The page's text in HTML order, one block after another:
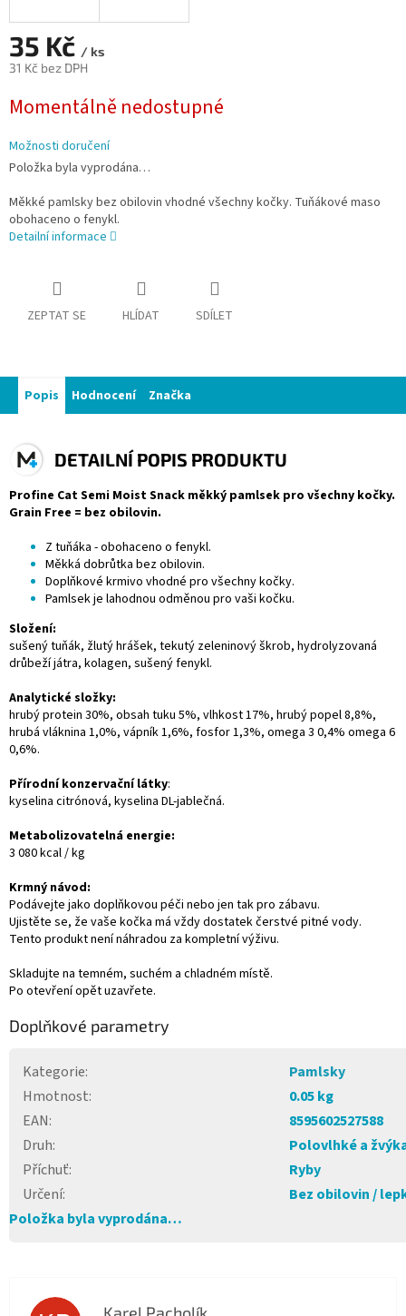
35 Kč / ks
31 Kč bez DPH
cena:
Momentálně nedostupné
Možnosti doručení
Položka byla vyprodána…
Měkké pamlsky bez obilovin vhodné všechny kočky. Tuňákové maso
obohaceno o fenykl.
Detailní informace
ZEPTAT SE HLÍDAT SDÍLET
Popis Hodnocení Značka
DETAILNÍ POPIS PRODUKTU
Profine Cat Semi Moist Snack měkký pamlsek pro všechny kočky.
Grain Free = bez obilovin.
Z tuňáka - obohaceno o fenykl.
Měkká dobrůtka bez obilovin.
Doplňkové krmivo vhodné pro všechny kočky.
Pamlsek je lahodnou odměnou pro vaši kočku.
Složení:
sušený tuňák, žlutý hrášek, tekutý zeleninový škrob, hydrolyzovaná
drůbeží játra, kolagen, sušený fenykl.
Analytické složky:
hrubý protein 30%, obsah tuku 5%, vlhkost 17%, hrubý popel 8,8%,
hrubá vláknina 1,0%, vápník 1,6%, fosfor 1,3%, omega 3 0,4% omega 6
0,6%.
Přírodní konzervační látky:
kyselina citrónová, kyselina DL-jablečná.
Metabolizovatelná energie:
3 080 kcal / kg
Krmný návod:
Podávejte jako doplňkovou péči nebo jen tak pro zábavu.
Ujistěte se, že vaše kočka má vždy dostatek čerstvé pitné vody.
Tento produkt není náhradou za kompletní výživu.
Skladujte na temném, suchém a chladném místě.
Po otevření opět uzavřete.
Doplňkové parametry
Kategorie:
Pamlsky
Hmotnost:
0.05 kg
EAN:
8595602527588
Druh:
Polovlhké a
Příchuť:
Ryby
Určení:
Bez obilovin /
Položka byla vyprodána…